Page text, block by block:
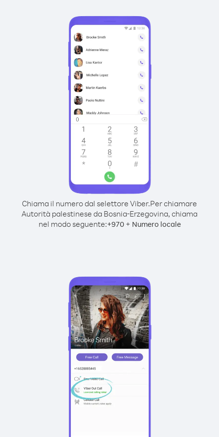
Chiama il numero dal selettore Viber.Per chiamare
Autorità palestinese da Bosnia-Erzegovina, chiama
nel modo seguente:+970+ Numero locale